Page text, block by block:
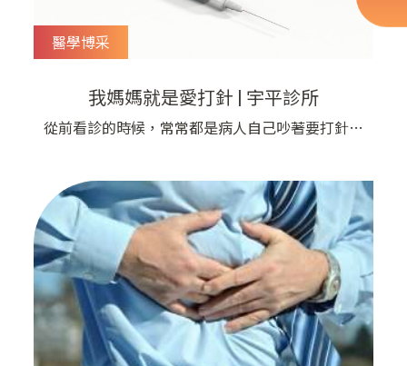
醫學博采
我媽媽就是愛打針 | 宇平診所
從前看診的時候，常常都是病人自己吵著要打針，
的孩子們，因為父母親很愛去附近的診所打針，出
言勸阻無效，因此而鬧得不可開交。 因為我看診
罵病人出了名的，所以也經常會有病人的家屬希望
我來幫忙勸勸病人不要亂打針！ 到底打針好還是
不好？這個問題是個大問題！ 對於